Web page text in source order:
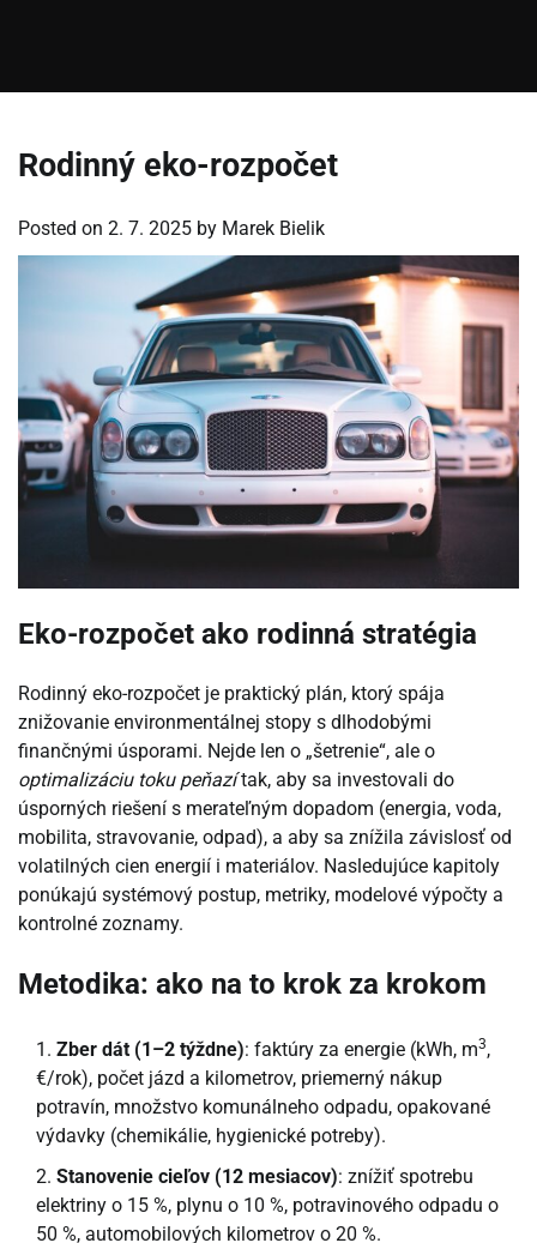
Rodinný eko-rozpočet
Posted on 2. 7. 2025 by Marek Bielik
Eko-rozpočet ako rodinná stratégia
Rodinný eko-rozpočet je praktický plán, ktorý spája
znižovanie environmentálnej stopy s dlhodobými
finančnými úsporami. Nejde len o „šetrenie“, ale o
optimalizáciu toku peňazítak, aby sa investovali do
úsporných riešení s merateľným dopadom (energia, voda,
mobilita, stravovanie, odpad), a aby sa znížila závislosť od
volatilných cien energií i materiálov. Nasledujúce kapitoly
ponúkajú systémový postup, metriky, modelové výpočty a
kontrolné zoznamy.
Metodika: ako na to krok za krokom
Zber dát (1–2 týždne): faktúry za energie (kWh, m3,
€/rok), počet jázd a kilometrov, priemerný nákup
potravín, množstvo komunálneho odpadu, opakované
výdavky (chemikálie, hygienické potreby).
Stanovenie cieľov (12 mesiacov): znížiť spotrebu
elektriny o 15 %, plynu o 10 %, potravinového odpadu o
50 %, automobilových kilometrov o 20 %.